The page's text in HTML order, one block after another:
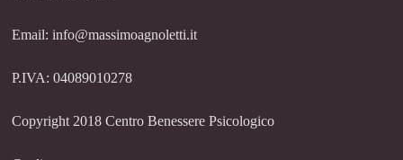
Email: info@massimoagnoletti.it
P.IVA: 04089010278
Copyright 2018 Centro Benessere Psicologico